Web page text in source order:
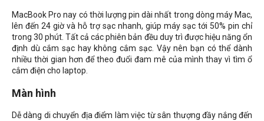
MacBook Pro nay có thời lượng pin dài nhất trong dòng máy Mac,
lên đến 24 giờ và hỗ trợ sạc nhanh, giúp máy sạc tới 50% pin chỉ
trong 30 phút. Tất cả các phiên bản đều duy trì được hiệu năng ổn
định dù cắm sạc hay không cắm sạc. Vậy nên bạn có thể dành
nhiều thời gian hơn để theo đuổi đam mê của mình thay vì tìm ổ
cắm điện cho laptop.
Màn hình
Dễ dàng di chuyển địa điểm làm việc từ sân thượng đầy nắng đến